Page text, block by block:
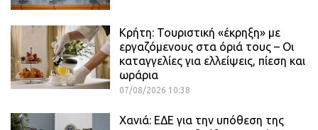
Κρήτη: Τουριστική «έκρηξη» με
εργαζόμενους στα όριά τους – Οι
καταγγελίες για ελλείψεις, πίεση και
ωράρια
07/08/2026 10:38
Χανιά: ΕΔΕ για την υπόθεση της